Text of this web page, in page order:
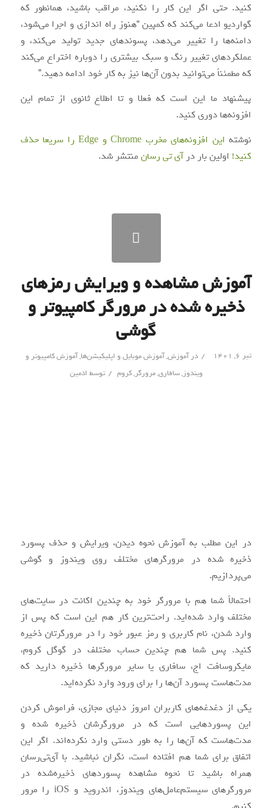
کنید. حتی اگر این کار را نکنید، مراقب باشید، همانطور که
گواردیو ادعا می‌کند که کمپین “هنوز راه اندازی و اجرا می‌شود،
دامنه‌ها را تغییر می‌دهد، پسوندهای جدید تولید می‌کند، و
عملکردهای تغییر رنگ و سبک بیشتری را دوباره اختراع می‌کند
که مطمئناً می‌توانید بدون آن‌ها نیز به کار خود ادامه دهید.”
پیشنهاد ما این است که فعلا و تا اطلاع ثانوی از تمام این
افزونه‌ها دوری کنید.
نوشته
این افزونه‌های مخرب Chrome و Edge را سریعا حذف
کنید! اولین بار درآی‌ تی‌ رسانمنتشر شد.
آموزش مشاهده و ویرایش رمزهای
ذخیره شده در مرورگر کامپیوتر و
گوشی
تیر ۶, ۱۴۰۱ / درآموزش,آموزش موبایل و اپلیکیشن‌ها,آموزش کامپیوتر و
ویندوز,سافاری,مرورگر,کروم / توسط ادمین
در این مطلب به آموزش نحوه دیدن، ویرایش و حذف پسورد
ذخیره‌ شده در مرورگرهای مختلف روی ویندوز و گوشی
می‌پردازیم.
احتمالاً شما هم با مرورگر خود به چندین اکانت در سایت‌های
مختلف وارد شده‌اید. راحت‌ترین کار هم این است که پس از
وارد شدن، نام کاربری و رمز عبور خود را در مرورگرتان ذخیره
کنید. پس شما هم چندین حساب مختلف در گوگل کروم،
مایکروسافت اج، سافاری یا سایر مرورگرها ذخیره دارید که
مدت‌هاست پسورد آن‌ها را برای ورود وارد نکرده‌اید.
یکی از دغدغه‌های کاربران امروز دنیای مجازی، فراموش کردن
این پسوردهایی است که در مرورگرشان ذخیره شده و
مدت‌هاست که آن‌ها را به طور دستی وارد نکرده‌اند. اگر این
اتفاق برای شما هم افتاده است، نگران نباشید. با آی‌تی‌رسان
همراه باشید تا نحوه مشاهده پسوردهای ذخیره‌شده در
مرورگرهای سیستم‌عامل‌های ویندوز، اندروید و iOS را مرور